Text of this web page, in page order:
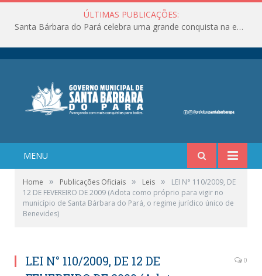
ÚLTIMAS PUBLICAÇÕES:
Santa Bárbara do Pará celebra uma grande conquista na educação!
MENU
Home » Publicações Oficiais » Leis »
LEI N° 110/2009, DE
12 DE FEVEREIRO DE 2009 (Adota como próprio para vigir no
município de Santa Bárbara do Pará, o regime jurídico único de
Benevides)
LEI N° 110/2009, DE 12 DE
0